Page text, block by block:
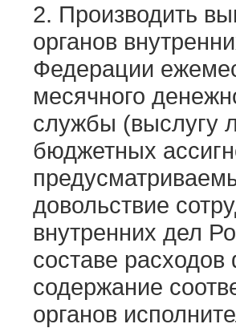
2. Производить
органов
Федерации
месячного
службы (выслугу
бюджетных
довольствие
внутренних дел
составе
содержание
органов